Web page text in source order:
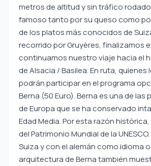
metros de altitud y sin tráfico
famoso tanto por su queso como
de los platos más conocidos de
recorrido por Gruyères, finalizamos
continuamos nuestro viaje hacia el
de Alsacia / Basilea. En ruta, quienes
podrán participar en el programa
Berna (50 Euro). Berna es una de las
de Europa que se ha conservado
Edad Media. Por esta razón
del Patrimonio Mundial de la
Suiza y con el alemán como idioma
arquitectura de Berna también